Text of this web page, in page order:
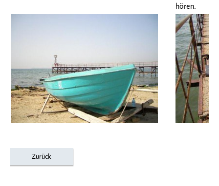
hören.
Zurück